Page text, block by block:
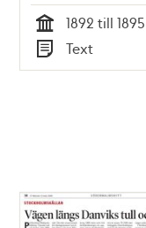
Tid
1892 till 1895
Typ
Text